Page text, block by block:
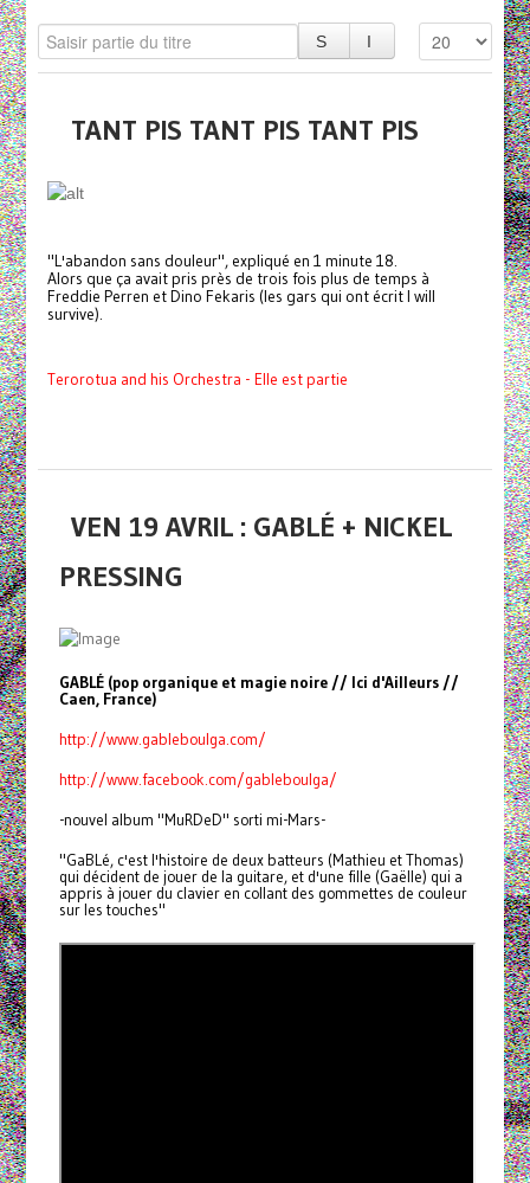
TANT PIS TANT PIS TANT PIS
"L'abandon sans douleur", expliqué en 1 minute 18.
Alors que ça avait pris près de trois fois plus de temps à
Freddie Perren et Dino Fekaris (les gars qui ont écrit I will
survive).
Terorotua and his Orchestra - Elle est partie
VEN 19 AVRIL : GABLÉ + NICKEL
PRESSING
GABLÉ (pop organique et magie noire // Ici d'Ailleurs //
Caen, France)
http://www.gableboulga.com/
http://www.facebook.com/gableboulga/
-nouvel album "MuRDeD" sorti mi-Mars-
"GaBLé, c'est l'histoire de deux batteurs (Mathieu et Thomas)
qui décident de jouer de la guitare, et d'une fille (Gaëlle) qui a
appris à jouer du clavier en collant des gommettes de couleur
sur les touches"